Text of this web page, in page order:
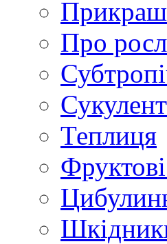
Про
Теплиця